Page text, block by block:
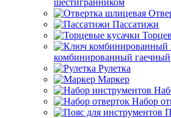
шестигранником
Пассатижи
комбинированный гаечный
Рулетка
Маркер
Набор